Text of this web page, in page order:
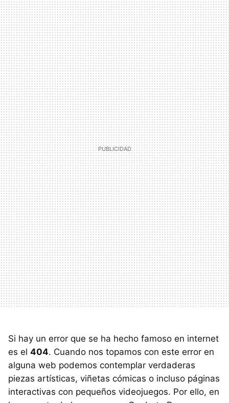
Si hay un error que se ha hecho famoso en internet
es el 404. Cuando nos topamos con este error en
alguna web podemos contemplar verdaderas
piezas artísticas, viñetas cómicas o incluso páginas
interactivas con pequeños videojuegos. Por ello, en